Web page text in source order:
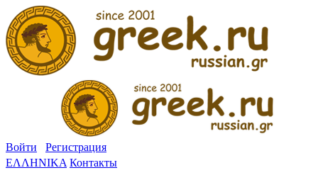
Войти
Регистрация
ΕΛΛΗΝΙΚΑ Контакты